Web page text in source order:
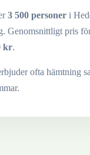
3 500 personer i
Genomsnittligt pris
kr.
ofta hämtning